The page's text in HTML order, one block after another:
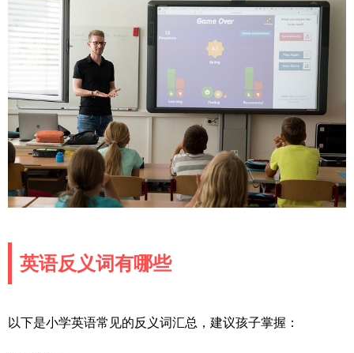
英语反义词有哪些
以下是小学英语常见的反义词汇总，建议孩子掌握：